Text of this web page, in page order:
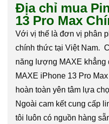
Địa chỉ mua
13 Pro Max
Với vị thế là đơn vị phân
chính thức tại Việt Nam.
năng lượng MAXE khẳng
MAXE iPhone 13 Pro
hoàn toàn yên tâm lựa
Ngoài cam kết cung cấp
tôi luôn có nguồn hàng